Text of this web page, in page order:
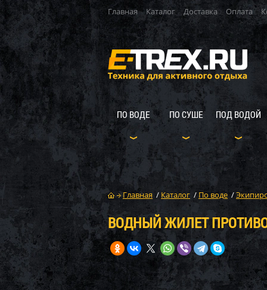
Главная Каталог Доставка Оплата
ПО ВОДЕ ПО СУШЕ ПОД ВОДОЙ
Главная / Каталог / По воде /
ВОДНЫЙ ЖИЛЕТ